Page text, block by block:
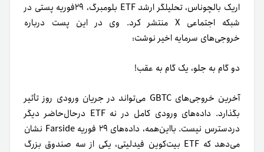
اریک بالچوناس، تحلیلگر ارشد ETF بلومبرگ، ۲۹‌فوریه پستی در
شبکه اجتماعی X منتشر کرد. وی در این پست درباره
خروجی‌های سرمایه اخیر نوشت:
دو گام به جلو، یک گام به عقب!
آخرین خروجی‌های GBTC می‌تواند در جریان ورودی روز تأثیر
بگذارد. داده‌های ورودی کامل در نه ETF در‌حال‌حاضر دیگر
در‌دسترس نیست. بااین‌همه، داده‌های ۲۹ فوریه Farside نشان
می‌دهد که ETF بیت‌کوین فیدلیتی، یکی از سه صندوق بزرگ